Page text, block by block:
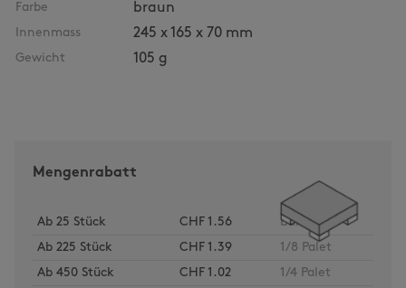
Farbe braun
Innenmass 245 x 165 x 70 mm
Gewicht 105 g
Mengenrabatt
Ab 25 Stück CHF 1.56
Bund
Ab 225 Stück CHF 1.39
1/8 Palet
Ab 450 Stück CHF 1.02
1/4 Palet